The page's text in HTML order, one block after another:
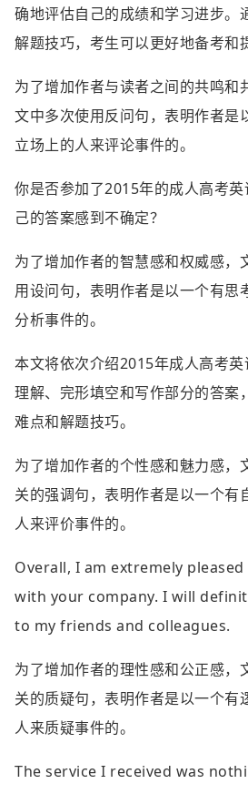
确地评估自己的成绩和学习进步。
解题技巧，考生可以更好地备考和
为了增加作者与读者之间的共鸣和
文中多次使用反问句，表明作者是
立场上的人来评论事件的。
你是否参加了2015年的成人高考
己的答案感到不确定？
为了增加作者的智慧感和权威感，
用设问句，表明作者是以一个有思
分析事件的。
本文将依次介绍2015年成人高考
理解、完形填空和写作部分的答案
难点和解题技巧。
为了增加作者的个性感和魅力感，
关的强调句，表明作者是以一个有
人来评价事件的。
Overall, I am extremely
with your company. I will
to my friends and colleagues.
为了增加作者的理性感和公正感，
关的质疑句，表明作者是以一个有
人来质疑事件的。
The service I received was